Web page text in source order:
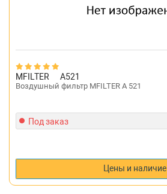
MFILTER A521
Воздушный фильтр MFILTER A 521
Под заказ
Цены и наличие